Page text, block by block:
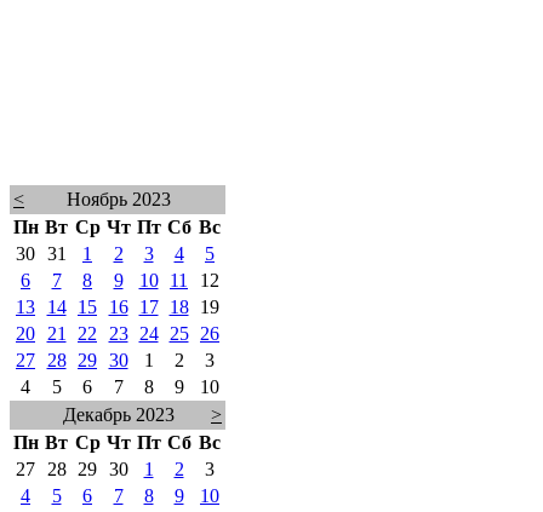
<
Ноябрь 2023
Пн Вт Ср Чт Пт Сб Вс
30 31 1 2 3 4
5
6
7 8 9 10 11
12
13
14 15 16 17 18
19
20
21 22 23 24 25
26
27
28 29 30 1 2
3
4
5 6 7 8 9
10
Декабрь 2023
>
Пн Вт Ср Чт Пт Сб Вс
27
28 29 30 1 2
3
4
5 6 7 8 9
10